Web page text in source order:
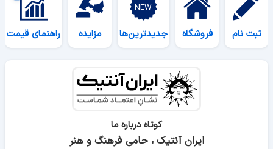
ثبت نام فروشگاه جدیدترین‌ها مزایده راهنمای قیمت
کوتاه درباره ما
ایران آنتیک ، حامی فرهنگ و هنر